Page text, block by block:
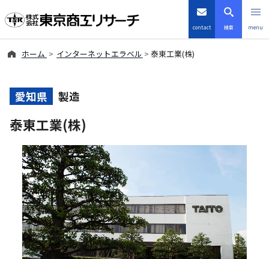
contact 検索 menu
優良企業サイト
会社案内
商品・サービス
導入事例
ホーム インターネットエラベル 泰東工業(株)
愛知県 製造
泰東工業(株)